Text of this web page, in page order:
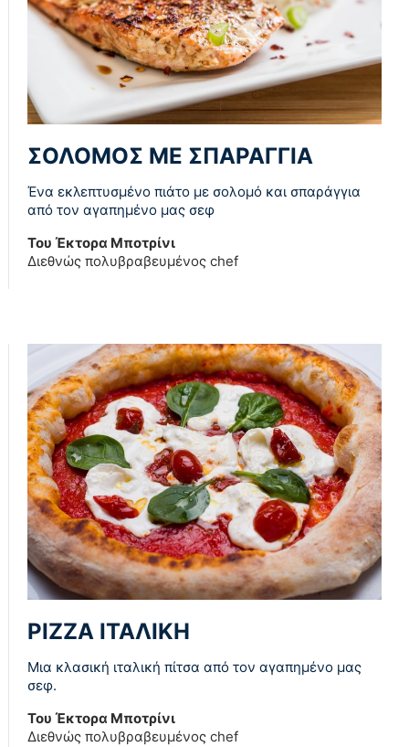
ΣΟΛΟΜΟΣ ΜΕ ΣΠΑΡΑΓΓΙΑ
Ένα εκλεπτυσμένο πιάτο με σολομό και σπαράγγια
από τον αγαπημένο μας σεφ
Του Έκτορα Μποτρίνι
Διεθνώς πολυβραβευμένος chef
PIZZA ΙΤΑΛΙΚΗ
Μια κλασική ιταλική πίτσα από τον αγαπημένο μας
σεφ.
Του Έκτορα Μποτρίνι
Διεθνώς πολυβραβευμένος chef